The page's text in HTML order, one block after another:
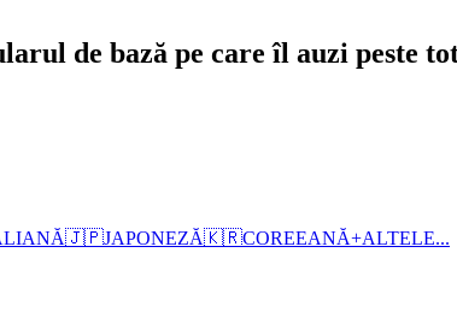
de bază pe care îl auzi peste
🇯🇵JAPONEZĂ🇰🇷COREEANĂ+ALTELE...